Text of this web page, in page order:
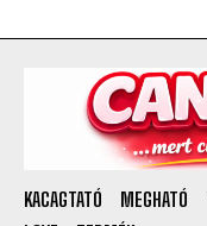
KACAGTATÓ MEGHATÓ
TERMÉK